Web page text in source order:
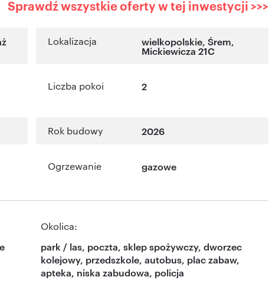
Sprawdź wszystkie oferty w tej inwestycji >>>
Lokalizacja wielkopolskie,Śrem,
Mickiewicza 21C
Liczba pokoi 2
Rok budowy 2026
Ogrzewanie gazowe
Okolica:
park / las, poczta, sklep spożywczy, dworzec
kolejowy, przedszkole, autobus, plac zabaw,
apteka, niska zabudowa, policja